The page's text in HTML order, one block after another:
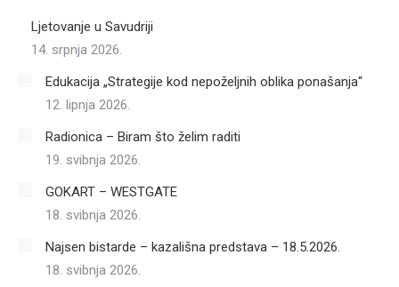
Ljetovanje u Savudriji
14. srpnja 2026.
Edukacija „Strategije kod nepoželjnih oblika ponašanja“
12. lipnja 2026.
Radionica – Biram što želim raditi
19. svibnja 2026.
GOKART – WESTGATE
18. svibnja 2026.
Najsen bistarde – kazališna predstava – 18.5.2026.
18. svibnja 2026.